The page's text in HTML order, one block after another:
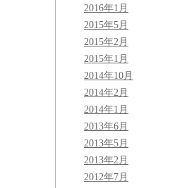
2016年1月
2015年5月
2015年2月
2015年1月
2014年10月
2014年2月
2014年1月
2013年6月
2013年5月
2013年2月
2012年7月